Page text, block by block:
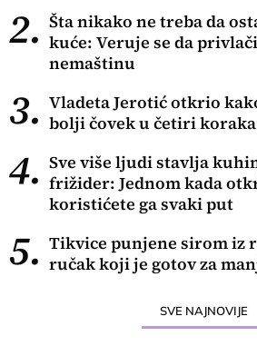
2. Šta nikako ne treba da
kuće: Veruje se da
nemaštinu
3. Vladeta Jerotić otkrio
bolji čovek u četiri
4. Sve više ljudi stavlja
frižider: Jednom kada
koristićete ga svaki put
5. Tikvice punjene sirom iz
ručak koji je gotov za
SVE NAJNOVIJE